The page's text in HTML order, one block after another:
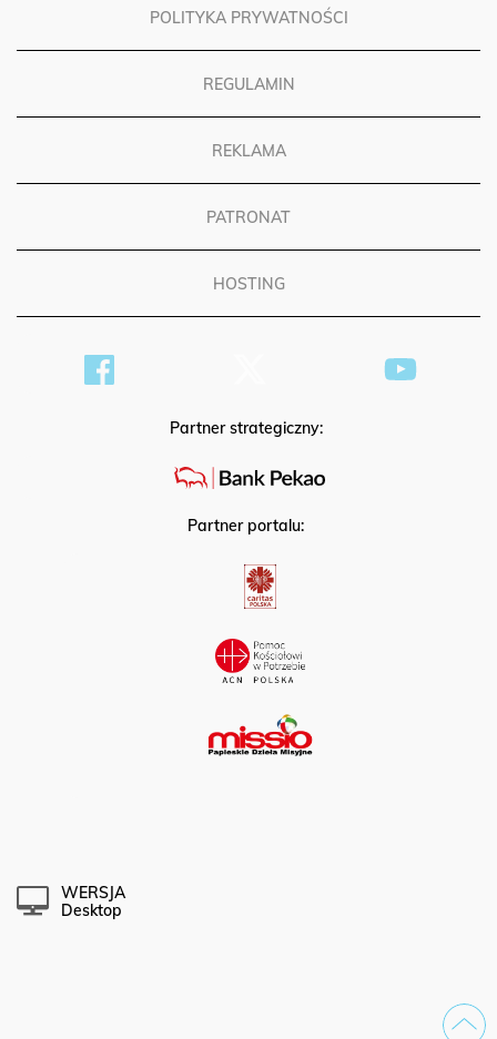
POLITYKA PRYWATNOŚCI
REGULAMIN
REKLAMA
PATRONAT
HOSTING
Partner strategiczny:
Partner portalu:
WERSJA
Desktop